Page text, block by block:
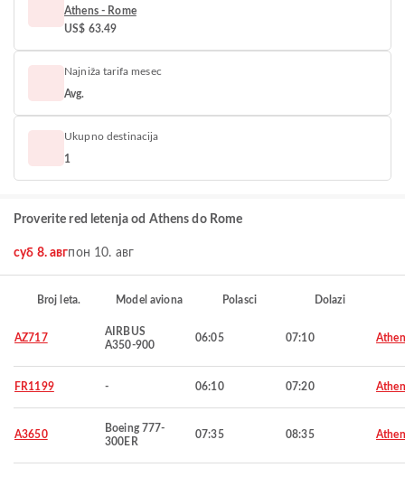
Athens - Rome
US$ 63.49
Najniža tarifa mesec
Avg.
Ukupno destinacija
1
Proverite red letenja od Athens do Rome
суб 8. авгпон 10. авг
Broj leta. Model aviona Polasci Dolazi
AZ717
AIRBUS
A350-900
06:05 07:10
FR1199 - 06:10 07:20
A3650
Boeing 777-
300ER
07:35 08:35